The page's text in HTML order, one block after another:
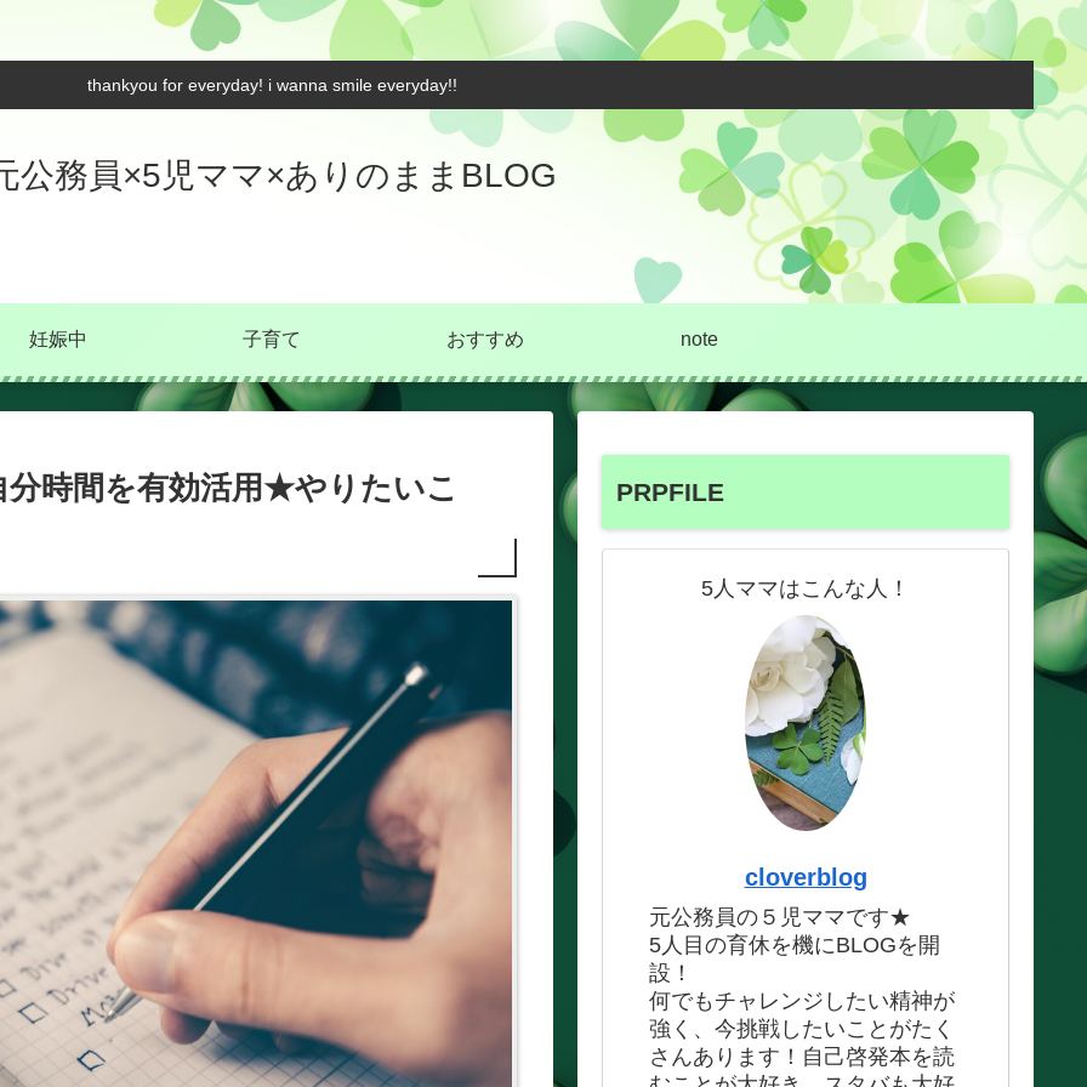
thankyou for everyday! i wanna smile everyday!!
公務員×5児ママ×ありのままBLOG
妊娠中 子育て おすすめ note
時間を有効活用★やりたいこ PRPFILE
5人ママはこんな人！
cloverblog
元公務員の５児ママです★
5人目の育休を機にBLOGを開
設！
何でもチャレンジしたい精神が
強く、今挑戦したいことがたく
さんあります！自己啓発本を読